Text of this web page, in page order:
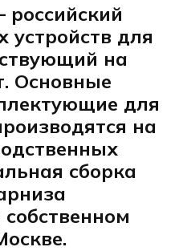
устройств для
на
Основные
для
на
сборка